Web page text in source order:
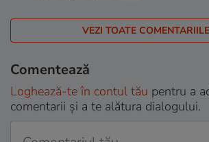
VEZI TOATE
Comentează
Loghează-te în contul tău pentru a
comentarii și a te alătura dialogului.